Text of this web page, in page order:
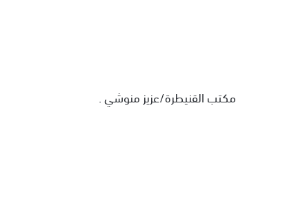
مكتب القنيطرة/عزيز منوشي .